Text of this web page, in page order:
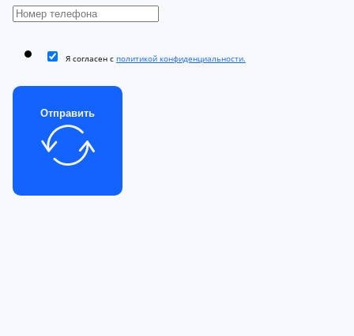
Я согласен с политикой конфиденциальности.
Отправить